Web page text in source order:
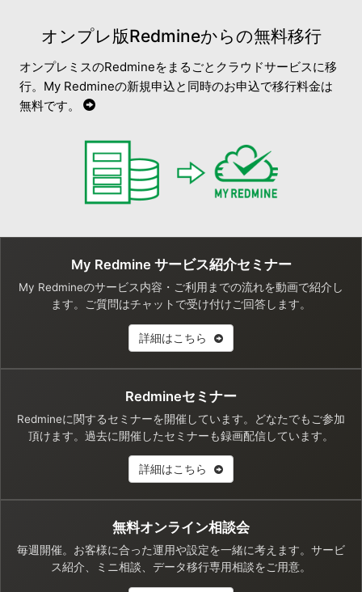
オンプレ版Redmineからの無料移行
オンプレミスのRedmineをまるごとクラウドサービスに移
行。My Redmineの新規申込と同時のお申込で移行料金は
無料です。
My Redmine サービス紹介セミナー
My Redmineのサービス内容・ご利用までの流れを動画で紹介し
ます。ご質問はチャットで受け付けご回答します。
詳細はこちら
Redmineセミナー
Redmineに関するセミナーを開催しています。どなたでもご参加
頂けます。過去に開催したセミナーも録画配信しています。
詳細はこちら
無料オンライン相談会
毎週開催。お客様に合った運用や設定を一緒に考えます。サービ
ス紹介、ミニ相談、データ移行専用相談をご用意。